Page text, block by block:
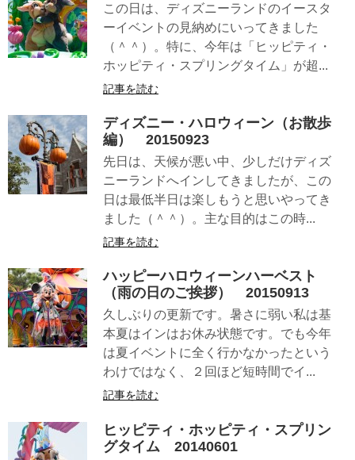
この日は、ディズニーランドのイースタ
ーイベントの見納めにいってきました
（＾＾）。特に、今年は「ヒッピティ・
ホッピティ・スプリングタイム」が超...
記事を読む
ディズニー・ハロウィーン（お散歩
編） 20150923
先日は、天候が悪い中、少しだけディズ
ニーランドへインしてきましたが、この
日は最低半日は楽しもうと思いやってき
ました（＾＾）。主な目的はこの時...
記事を読む
ハッピーハロウィーンハーベスト
（雨の日のご挨拶） 20150913
久しぶりの更新です。暑さに弱い私は基
本夏はインはお休み状態です。でも今年
は夏イベントに全く行かなかったという
わけではなく、２回ほど短時間でイ...
記事を読む
ヒッピティ・ホッピティ・スプリン
グタイム 20140601